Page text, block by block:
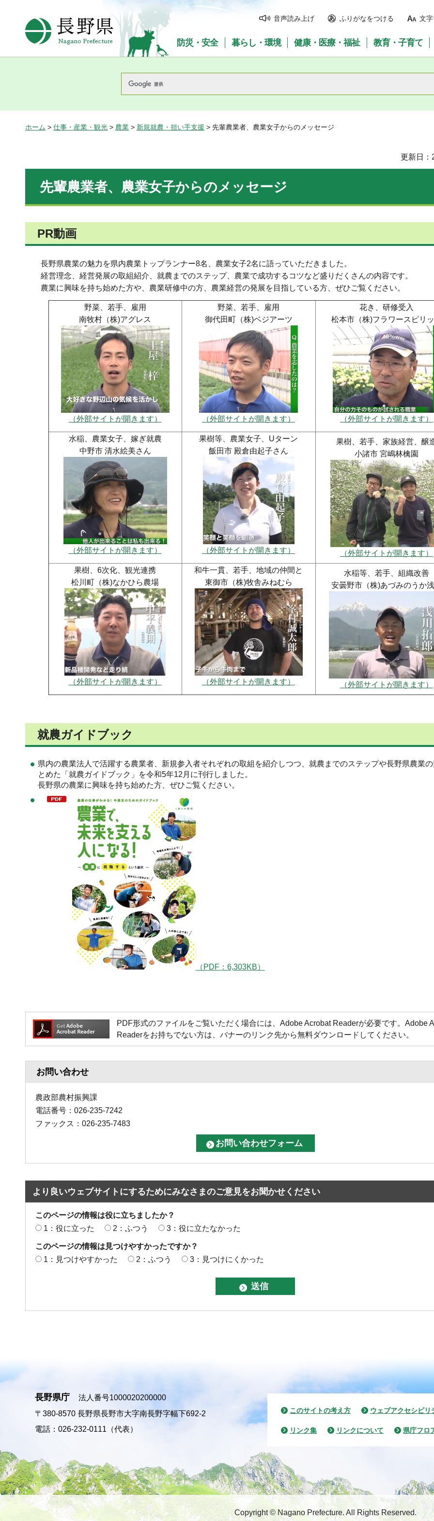
長野県Nagano Prefecture
音声読み上げ ふりがなをつける 文
防災・安全 暮らし・環境 健康・医療・福祉 教育・子育て
ホーム > 仕事・産業・観光 > 農業 > 新規就農・担い手支援 > 先輩農業者、農業女子からのメッセージ
更新日：
先輩農業者、農業女子からのメッセージ
PR動画
長野県農業の魅力を県内農業トップランナー8名、農業女子2名に語っていただきました。
経営理念、経営発展の取組紹介、就農までのステップ、農業で成功するコツなど盛りだくさんの内容です。
農業に興味を持ち始めた方や、農業研修中の方、農業経営の発展を目指している方、ぜひご覧ください。
野菜、若手、雇用
南牧村（株)アグレス
（外部サイトが開きます）
野菜、若手、雇用
御代田町（株)ベジアーツ
（外部サイトが開きます）
花き、研修受入
松本市（株)フラワースピリ
（外部サイトが開きます）
水稲、農業女子、嫁ぎ就農
中野市 清水絵美さん
（外部サイトが開きます）
果樹等、農業女子、Uターン
飯田市 殿倉由起子さん
（外部サイトが開きます）
果樹、若手、家族経営、醸
小諸市 宮嶋林檎園
（外部サイトが開きます）
果樹、6次化、観光連携
松川町（株)なかひら農場
（外部サイトが開きます）
和牛一貫、若手、地域の仲間と
東御市（株)牧舎みねむら
（外部サイトが開きます）
水稲等、若手、組織改善
安曇野市（株)あづみのうか
（外部サイトが開きます）
就農ガイドブック
県内の農業法人で活躍する農業者、新規参入者それぞれの取組を紹介しつつ、就農までのステップや長野県農業
とめた「就農ガイドブック」を令和5年12月に刊行しました。
長野県の農業に興味を持ち始めた方、ぜひご覧ください。
（PDF：6,303KB）
PDF形式のファイルをご覧いただく場合には、Adobe Acrobat Readerが必要です。Adobe
Readerをお持ちでない方は、バナーのリンク先から無料ダウンロードしてください。
お問い合わせ
農政部農村振興課
電話番号：026-235-7242
ファックス：026-235-7483
より良いウェブサイトにするためにみなさまのご意見をお聞かせください
このページの情報は役に立ちましたか？
1：役に立った
2：ふつう 3：役に立たなかった
このページの情報は見つけやすかったですか？
1：見つけやすかった
2：ふつう 3：見つけにくかった
長野県庁
法人番号1000020200000
〒380-8570 長野県長野市大字南長野字幅下692-2
電話：026-232-0111（代表）
このサイトの考え方 ウェブアクセシビリ
リンク集 リンクについて 県庁フロ
Copyright © Nagano Prefecture. All Rights Reserved.